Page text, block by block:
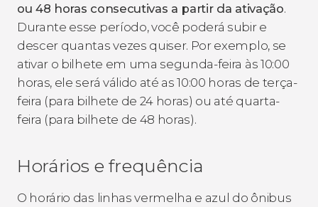
ou 48 horas consecutivas a partir da ativação.
Durante esse período, você poderá subir e
descer quantas vezes quiser. Por exemplo, se
ativar o bilhete em uma segunda-feira às 10:00
horas, ele será válido até as 10:00 horas de terça-
feira (para bilhete de 24 horas) ou até quarta-
feira (para bilhete de 48 horas).
Horários e frequência
O horário das linhas vermelha e azul do ônibus